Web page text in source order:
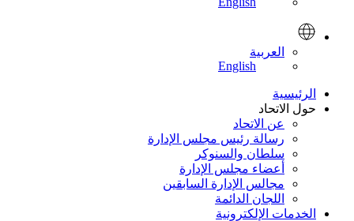
العربية
English
الرئيسية
حول الاتحاد
عن الاتحاد
رسالة رئيس مجلس الإدارة
سلطان والسنوكر
أعضاء مجلس الإدارة
مجالس الإدارة السابقين
اللجان الدائمة
الخدمات الإلكترونية